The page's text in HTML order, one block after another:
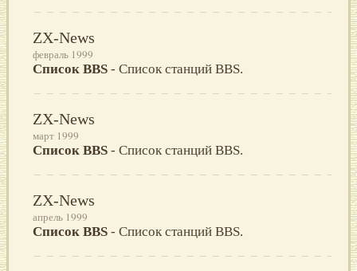
ZX-News
февраль 1999
Список BBS - Список станций BBS.
ZX-News
март 1999
Список BBS - Список станций BBS.
ZX-News
апрель 1999
Список BBS - Список станций BBS.